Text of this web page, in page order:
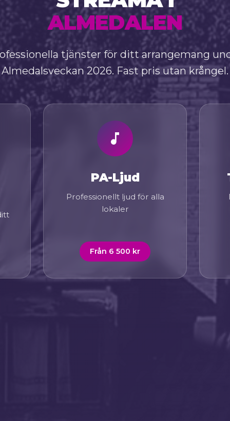
ALMEDALEN
tjänster för ditt arrangemang
Almedalsveckan 2026. Fast pris utan krångel.
PA-Ljud
Professionellt ljud för alla
lokaler
Från 6 500 kr